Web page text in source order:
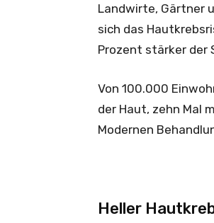
Landwirte, Gärtner
sich das
Prozent stärker der
Von 100.000
der Haut, zehn Mal
Modernen
Heller